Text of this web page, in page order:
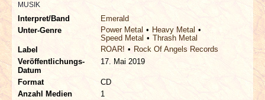
REDAKTION
ARCHIV
MUSIK
Interpret/Band
Emerald
Unter-Genre
Power Metal
Heavy Metal
Speed Metal
Thrash Metal
Label
ROAR!
Rock Of Angels Records
Veröffentlichungs-
Datum
17. Mai 2019
Format
CD
Anzahl Medien
1